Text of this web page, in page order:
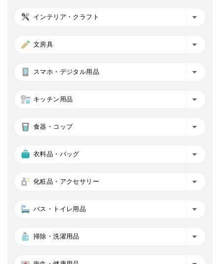
インテリア・クラフト
文房具
スマホ・デジタル用品
キッチン用品
食器・コップ
衣料品・バッグ
化粧品・アクセサリー
バス・トイレ用品
掃除・洗濯用品